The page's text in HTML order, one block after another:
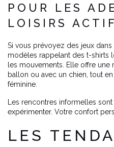
POUR LES
LOISIRS
Si vous prévoyez des jeux
modèles rappelant des t-shirts
les mouvements. Elle offre
ballon ou avec un chien, tout
féminine.
Les rencontres informelles
expérimenter. Votre confort
LES